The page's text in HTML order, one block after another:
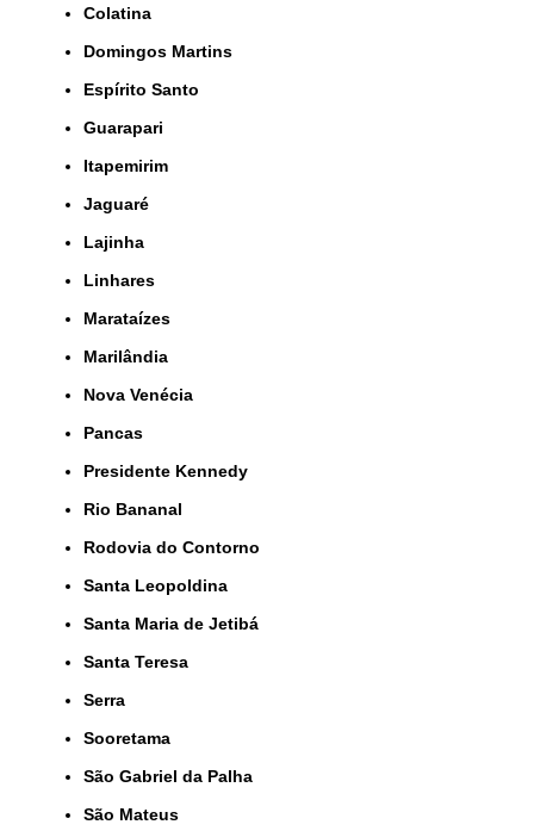
Colatina
Domingos Martins
Espírito Santo
Guarapari
Itapemirim
Jaguaré
Lajinha
Linhares
Marataízes
Marilândia
Nova Venécia
Pancas
Presidente Kennedy
Rio Bananal
Rodovia do Contorno
Santa Leopoldina
Santa Maria de Jetibá
Santa Teresa
Serra
Sooretama
São Gabriel da Palha
São Mateus